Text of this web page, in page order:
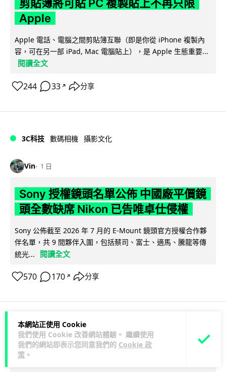
本網站正使用 Cookie
我們使用 Cookie 改善網站體驗。 繼續使用
我們的網站即表示您同意我們的 Cookie 政
策 。
剪貼簿將可貼 PC 複製貼上不再只限
Apple
Apple 電話、電腦之間剪貼簿互聯（即是你從 iPhone 複製內
容，可在另一部 iPad, Mac 電腦貼上），是 Apple 生態重要...
閱讀全文
244 33 ↗ 分享
3C科技 數碼相機 攝影文化
Vin 1 日
Sony 授權鏡頭名單公佈 中國廠平價鏡
頭全數缺席 Nikon 已告唯卓仕侵權
Sony 公佈截至 2026 年 7 月的 E-Mount 鏡頭官方授權合作夥
伴名單，共 9 間夥伴入圍，包括蔡司、富士、適馬、騰龍等傳
統光...
閱讀全文
570 170 ↗ 分享
科技娛樂 生活科技 健康
Lawton